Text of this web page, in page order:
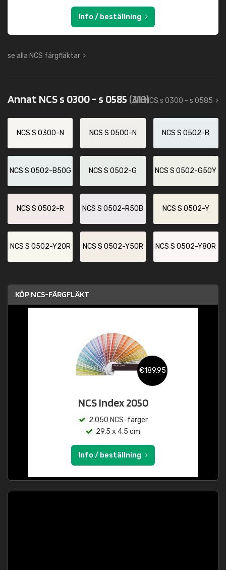
Info / beställning
se alla NCS färgfläktar
Annat NCS s 0300 - s 0585 (313)
Allt NCS s 0300 - s 0585
NCS S 0300-N NCS S 0500-N NCS S 0502-B
NCS S 0502-B50G NCS S 0502-G NCS S 0502-G50Y
NCS S 0502-R NCS S 0502-R50B NCS S 0502-Y
NCS S 0502-Y20R NCS S 0502-Y50R NCS S 0502-Y80R
KÖP NCS-FÄRGFLÄKT
€189,95
NCS Index 2050
2.050 NCS-färger
29,5 x 4,5 cm
Info / beställning